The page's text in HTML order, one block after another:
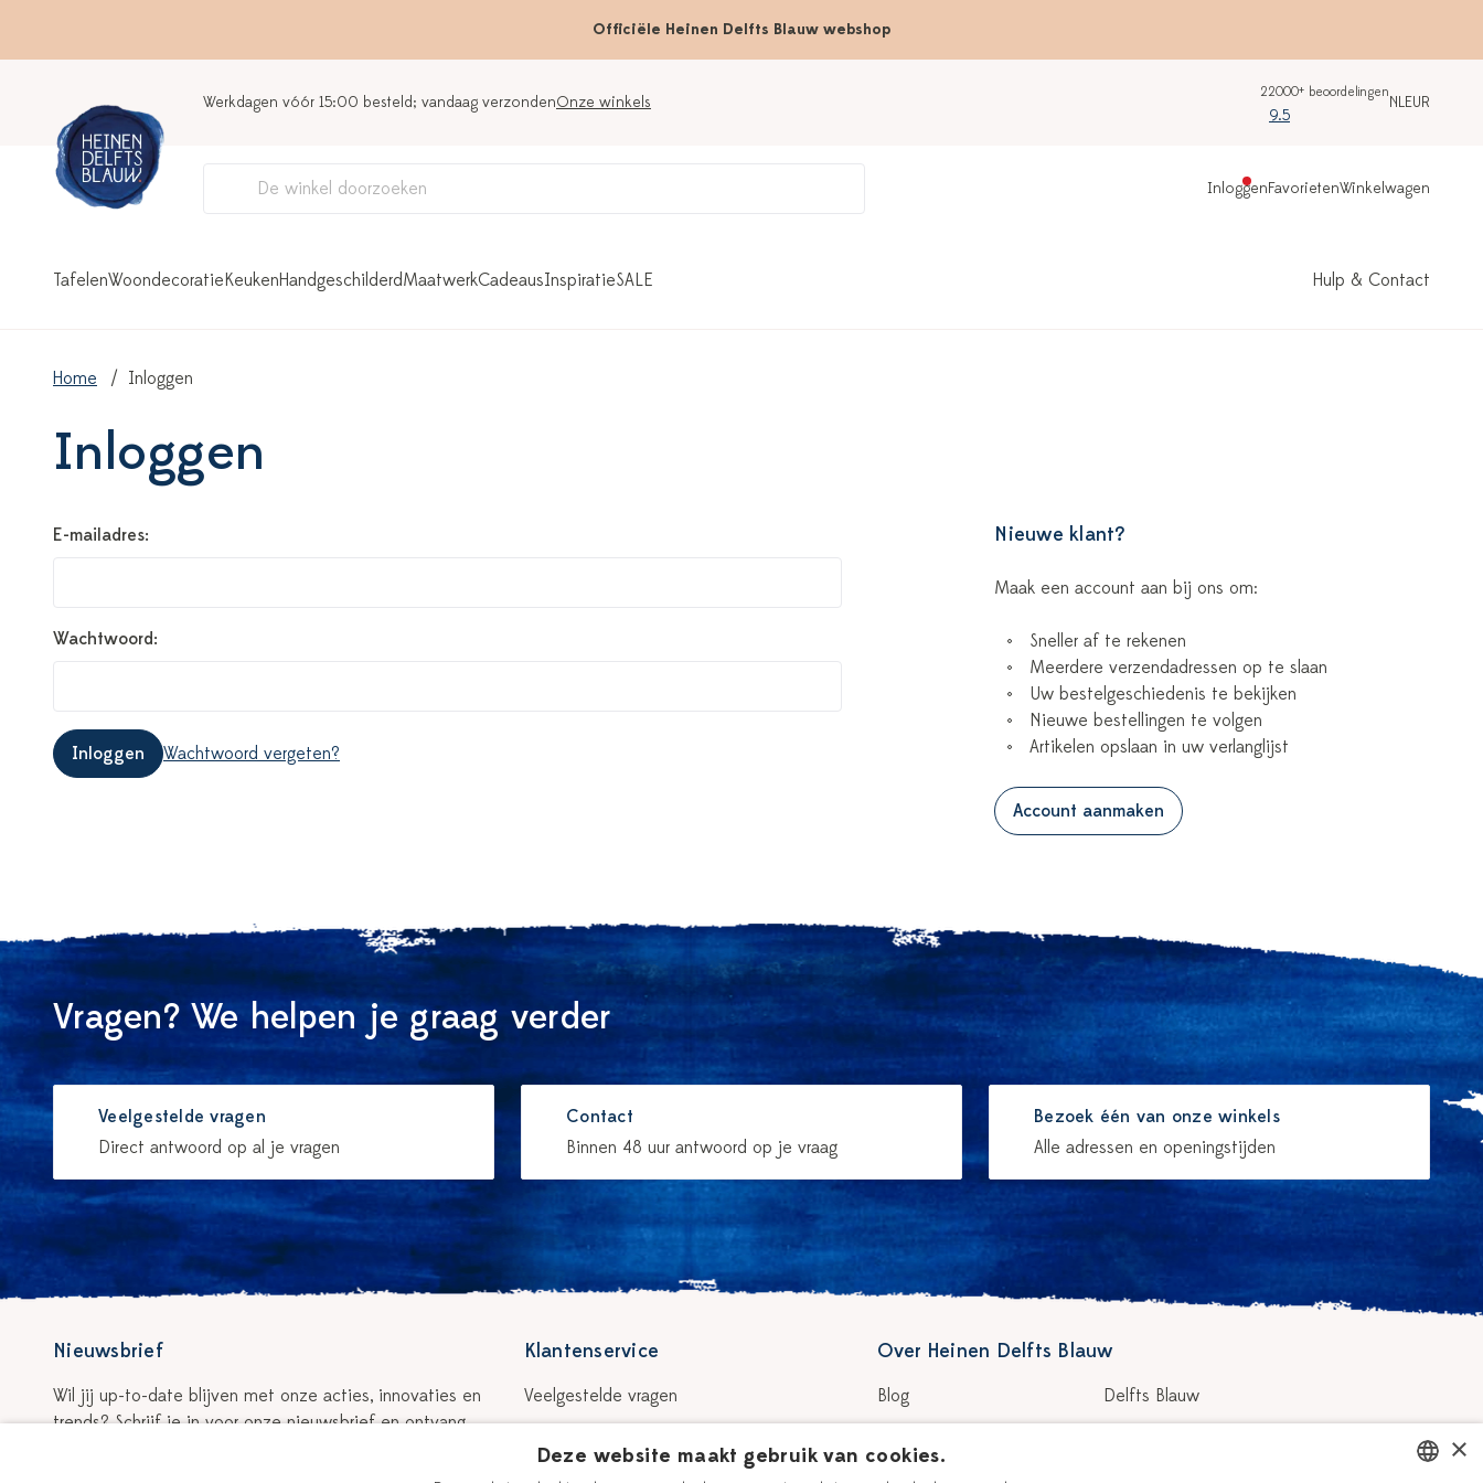
Officiële Heinen Delfts Blauw webshop
Werkdagen vóór 15:00 besteld; vandaag verzondenOnze winkels
22000+ beoordelingen
9.5
NLEUR
InloggenFavorietenWinkelwagen
TafelenWoondecoratieKeukenHandgeschilderdMaatwerkCadeausInspiratieSALE Hulp & Contact
Home Inloggen
Inloggen
E-mailadres:
Wachtwoord:
Inloggen Wachtwoord vergeten?
Nieuwe klant?
Maak een account aan bij ons om:
Sneller af te rekenen
Meerdere verzendadressen op te slaan
Uw bestelgeschiedenis te bekijken
Nieuwe bestellingen te volgen
Artikelen opslaan in uw verlanglijst
Account aanmaken
Vragen? We helpen je graag verder
Veelgestelde vragen
Direct antwoord op al je vragen
Contact
Binnen 48 uur antwoord op je vraag
Bezoek één van onze winkels
Alle adressen en openingstijden
Nieuwsbrief
Wil jij up-to-date blijven met onze acties, innovaties en
trends? Schrijf je in voor onze nieuwsbrief en ontvang
Klantenservice
Veelgestelde vragen
Retour & garantie
Over Heinen Delfts Blauw
Blog
Onze plateelschilders
Delfts Blauw
×
Deze website maakt gebruik van cookies.